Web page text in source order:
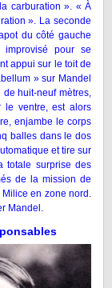
carburation ». « À
». La seconde
du côté gauche
pour se
appui sur le toit de
» sur Mandel
huit-neuf mètres,
ventre, est alors
enjambe le corps
balles dans le dos
et tire sur
totale surprise des
de la mission de
Milice en zone nord.
Mandel.